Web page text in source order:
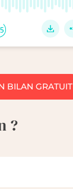
BILAN GRATUIT
?